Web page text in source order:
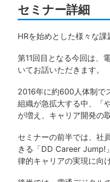
セミナー詳細
HRを始めとした様々な
第11回目となる今回は、
いてお話いただきます。
2016年に約600人体制で
組織が急拡大する中、「
が増え、キャリア開発の
セミナーの前半では、社
きる「DD Career Jump!
律的キャリアの実現に向